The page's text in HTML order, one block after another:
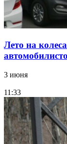
Лето на
3 июня
11:33